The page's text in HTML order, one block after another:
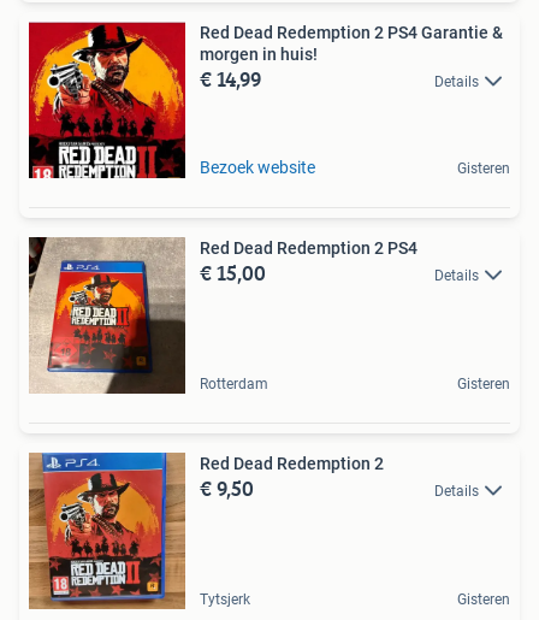
Red Dead Redemption 2 PS4 Garantie &
morgen in huis!
€ 14,99 Details
Bezoek website Gisteren
Red Dead Redemption 2 PS4
€ 15,00 Details
Rotterdam Gisteren
Red Dead Redemption 2
€ 9,50 Details
Tytsjerk Gisteren